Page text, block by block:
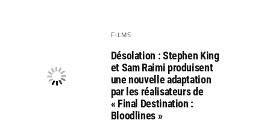
FILMS
Désolation : Stephen King
et Sam Raimi produisent
une nouvelle adaptation
par les réalisateurs de
« Final Destination :
Bloodlines »